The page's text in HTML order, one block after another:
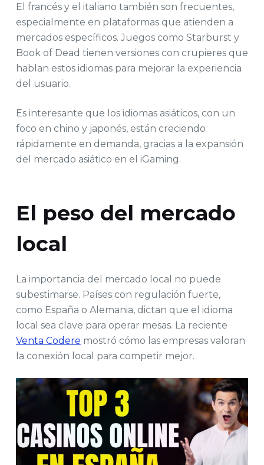
El francés y el italiano también son frecuentes,
especialmente en plataformas que atienden a
mercados específicos. Juegos como Starburst y
Book of Dead tienen versiones con crupieres que
hablan estos idiomas para mejorar la experiencia
del usuario.
Es interesante que los idiomas asiáticos, con un
foco en chino y japonés, están creciendo
rápidamente en demanda, gracias a la expansión
del mercado asiático en el iGaming.
El peso del mercado
local
La importancia del mercado local no puede
subestimarse. Países con regulación fuerte,
como España o Alemania, dictan que el idioma
local sea clave para operar mesas. La reciente
Venta Codere mostró cómo las empresas valoran
la conexión local para competir mejor.